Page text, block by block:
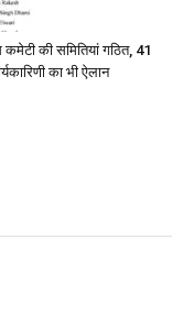
की समितियां गठित, 41
का भी ऐलान